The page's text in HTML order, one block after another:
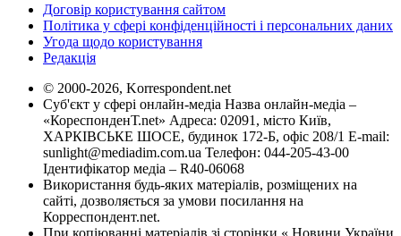
Договір користування сайтом
Політика у сфері конфіденційності і персональних даних
Угода щодо користування
Редакція
© 2000-2026, Korrespondent.net
Суб'єкт у сфері онлайн-медіа Назва онлайн-медіа –
«КореспонденТ.net» Адреса: 02091, місто Київ,
ХАРКІВСЬКЕ ШОСЕ, будинок 172-Б, офіс 208/1 E-mail:
sunlight@mediadim.com.ua Телефон: 044-205-43-00
Ідентифікатор медіа – R40-06068
Використання будь-яких матеріалів, розміщених на
сайті, дозволяється за умови посилання на
Корреспондент.net.
При копіюванні матеріалів зі сторінки « Новини України